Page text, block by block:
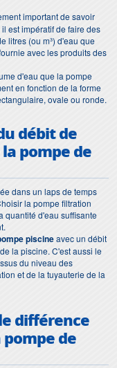
important de savoir
est impératif de faire des
litres (ou m³) d'eau que
avec les produits des
d'eau que la pompe
en fonction de la forme
ovale ou ronde.
débit de
pompe de
dans un laps de temps
la pompe filtration
quantité d'eau suffisante
piscineavec un débit
la piscine. C'est aussi le
du niveau des
et de la tuyauterie de la
différence
pompe de